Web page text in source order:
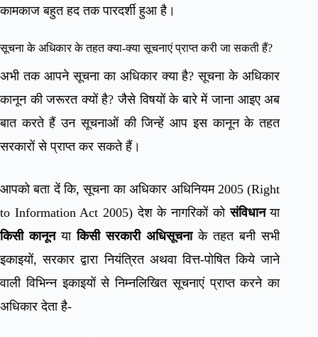
कामकाज बहुत हद तक पारदर्शी हुआ है।
सूचना के अधिकार के तहत क्या-क्या सूचनाएं प्राप्त करी जा सकती हैं?
अभी तक आपने सूचना का अधिकार क्या है? सूचना के अधिकार
कानून की जरूरत क्यों है? जैसे विषयों के बारे में जाना आइए अब
बात करते हैं उन सूचनाओं की जिन्हें आप इस कानून के तहत
सरकारों से प्राप्त कर सकते हैं।
आपको बता दें कि, सूचना का अधिकार अधिनियम 2005 (Right
to Information Act 2005) देश के नागरिकों कोसंविधानया
किसी कानूनयाकिसी सरकारी अधिसूचनाके तहत बनी सभी
इकाइयों, सरकार द्वारा नियंत्रित अथवा वित्त-पोषित किये जाने
वाली विभिन्न इकाइयों से निम्नलिखित सूचनाएं प्राप्त करने का
अधिकार देता है-